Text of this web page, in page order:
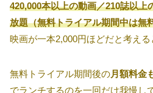
420,000本以上の動画／210誌以上
放題（無料トライアル期間中は無
映画が一本2,000円ほどだと考え
無料トライアル期間後の月額料金
でランチするのを一回だけ我慢し